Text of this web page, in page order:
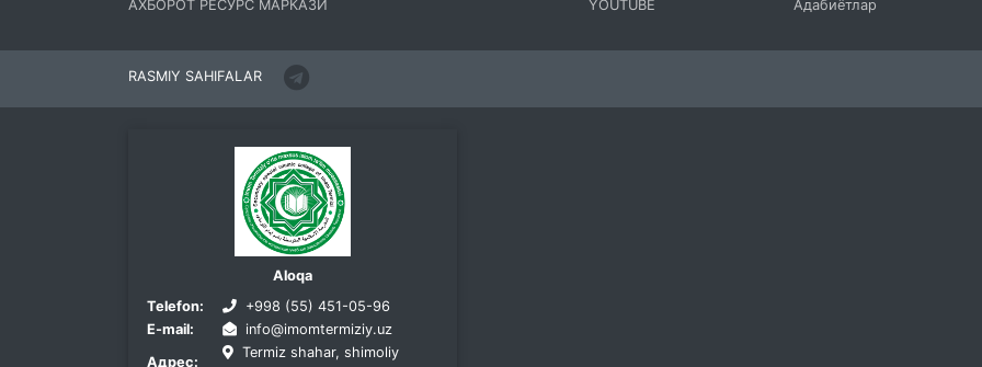
АХБОРОТ РЕСУРС МАРКАЗИ
YOUTUBE
Адабиётлар
RASMIY SAHIFALAR
Aloqa
Telefon:
+998 (55) 451-05-96
E-mail:
info@imomtermiziy.uz
Адрес:
Termiz shahar, shimoliy